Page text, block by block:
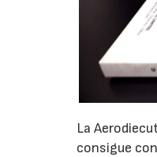
La
consigue